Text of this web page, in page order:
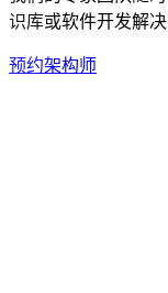
识库或软件开发解
预约架构师